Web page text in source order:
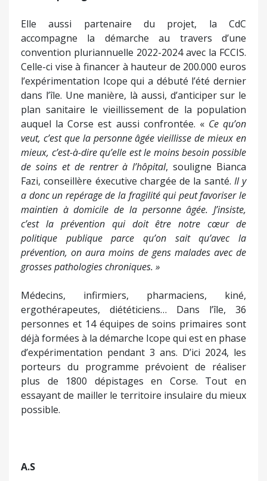
Elle aussi partenaire du projet, la CdC
accompagne la démarche au travers d’une
convention pluriannuelle 2022-2024 avec la FCCIS.
Celle-ci vise à financer à hauteur de 200.000 euros
l’expérimentation Icope qui a débuté l’été dernier
dans l’île. Une manière, là aussi, d’anticiper sur le
plan sanitaire le vieillissement de la population
auquel la Corse est aussi confrontée. « Ce qu’on
veut, c’est que la personne âgée vieillisse de mieux en
mieux, c’est-à-dire qu’elle est le moins besoin possible
de soins et de rentrer à l’hôpital, souligne Bianca
Fazi, conseillère éxecutive chargée de la santé. Il y
a donc un repérage de la fragilité qui peut favoriser le
maintien à domicile de la personne âgée. J’insiste,
c’est la prévention qui doit être notre cœur de
politique publique parce qu’on sait qu’avec la
prévention, on aura moins de gens malades avec de
grosses pathologies chroniques. »
Médecins, infirmiers, pharmaciens, kiné,
ergothérapeutes, diététiciens… Dans l’île, 36
personnes et 14 équipes de soins primaires sont
déjà formées à la démarche Icope qui est en phase
d’expérimentation pendant 3 ans. D’ici 2024, les
porteurs du programme prévoient de réaliser
plus de 1800 dépistages en Corse. Tout en
essayant de mailler le territoire insulaire du mieux
possible.
A.S